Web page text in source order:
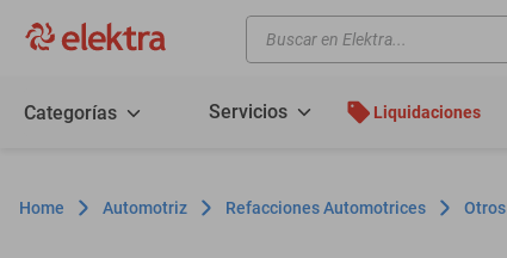
Buscar en Elektra...
Categorías Servicios Liquidaciones
Automotriz Refacciones Automotrices Otros
motos